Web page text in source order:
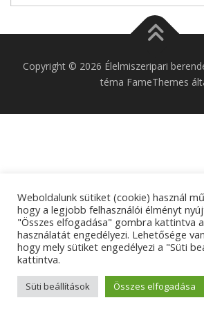
Copyright © 2026 Élelmiszeripari
téma FameThemes
Weboldalunk sütiket (cookie) használ
hogy a legjobb felhasználói élményt
"Összes elfogadása" gombra kattintva
használatát engedélyezi. Lehetősége
hogy mely sütiket engedélyezi a "Süti
kattintva.
Süti beállítások Összes elfogadása